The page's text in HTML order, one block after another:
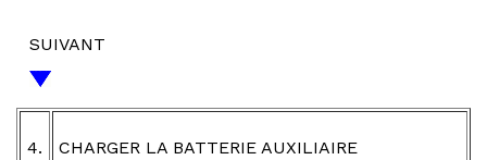
SUIVANT
4. CHARGER LA BATTERIE AUXILIAIRE